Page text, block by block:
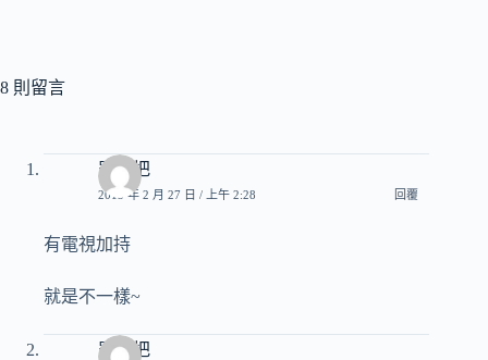
8 則留言
羅賴把
2013 年 2 月 27 日 / 上午 2:28 回覆
有電視加持
就是不一樣~
羅賴把